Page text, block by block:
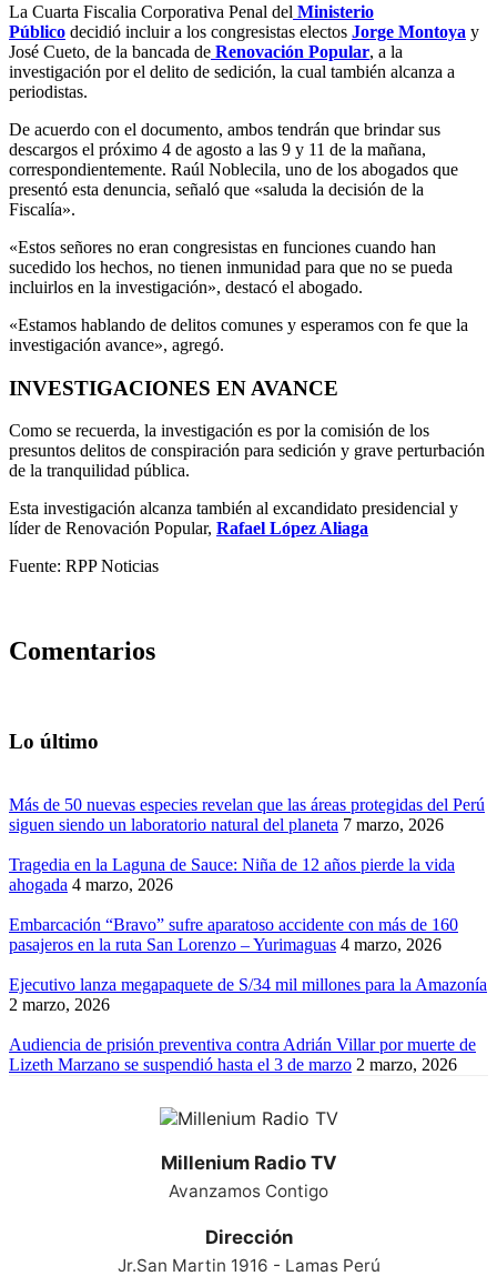
La Cuarta Fiscalia Corporativa Penal del Ministerio
Público decidió incluir a los congresistas electos Jorge Montoya y
José Cueto, de la bancada de Renovación Popular, a la
investigación por el delito de sedición, la cual también alcanza a
periodistas.
De acuerdo con el documento, ambos tendrán que brindar sus
descargos el próximo 4 de agosto a las 9 y 11 de la mañana,
correspondientemente. Raúl Noblecila, uno de los abogados que
presentó esta denuncia, señaló que «saluda la decisión de la
Fiscalía».
«Estos señores no eran congresistas en funciones cuando han
sucedido los hechos, no tienen inmunidad para que no se pueda
incluirlos en la investigación», destacó el abogado.
«Estamos hablando de delitos comunes y esperamos con fe que la
investigación avance», agregó.
INVESTIGACIONES EN AVANCE
Como se recuerda, la investigación es por la comisión de los
presuntos delitos de conspiración para sedición y grave perturbación
de la tranquilidad pública.
Esta investigación alcanza también al excandidato presidencial y
líder de Renovación Popular, Rafael López Aliaga
Fuente: RPP Noticias
Comentarios
Lo último
Más de 50 nuevas especies revelan que las áreas protegidas del Perú
siguen siendo un laboratorio natural del planeta 7 marzo, 2026
Tragedia en la Laguna de Sauce: Niña de 12 años pierde la vida
ahogada 4 marzo, 2026
Embarcación “Bravo” sufre aparatoso accidente con más de 160
pasajeros en la ruta San Lorenzo – Yurimaguas 4 marzo, 2026
Ejecutivo lanza megapaquete de S/34 mil millones para la Amazonía
2 marzo, 2026
Audiencia de prisión preventiva contra Adrián Villar por muerte de
Lizeth Marzano se suspendió hasta el 3 de marzo 2 marzo, 2026
Millenium Radio TV
Avanzamos Contigo
Dirección
Jr.San Martin 1916 - Lamas Perú